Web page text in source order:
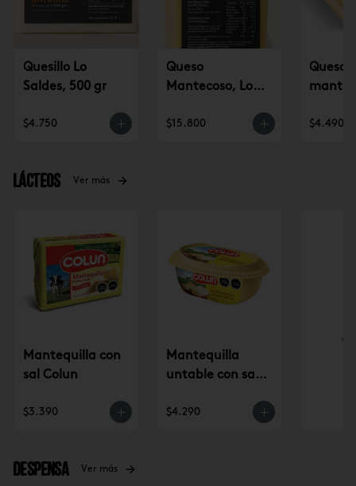
Quesillo Lo
Saldes, 500 gr
$4.750
Queso
Mantecoso, Lo
$15.800
Queso
$4.490
Lácteos Ver más
Mantequilla con
sal Colun
$3.390
Mantequilla
untable con sal
$4.290
Despensa Ver más